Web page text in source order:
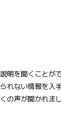
明を聞くことが
れない情報を入
の声が聞かれまし